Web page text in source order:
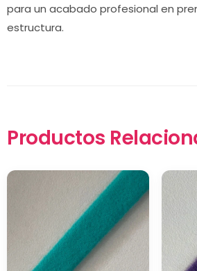
para un acabado profesional en
estructura.
Productos